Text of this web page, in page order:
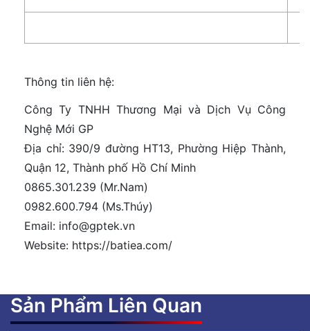
Thông tin liên hệ:
Công Ty TNHH Thương Mại và Dịch Vụ Công
Nghệ Mới GP
Địa chỉ: 390/9 đường HT13, Phường Hiệp Thành,
Quận 12, Thành phố Hồ Chí Minh
0865.301.239 (Mr.Nam)
0982.600.794 (Ms.Thúy)
Email: info@gptek.vn
Website: https://batiea.com/
Sản Phẩm Liên Quan